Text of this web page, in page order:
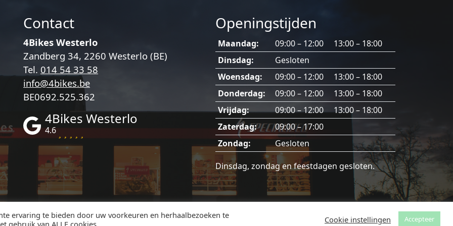
productpagina
productpagina
worden
op
de
productpagina
Contact
4Bikes Westerlo
Zandberg 34, 2260 Westerlo (BE)
Tel. 014 54 33 58
info@4bikes.be
BE0692.525.362
4Bikes Westerlo
4.6
Openingstijden
Maandag:
09:00 – 12:00 13:00 – 18:00
Dinsdag:
Gesloten
Woensdag:
09:00 – 12:00 13:00 – 18:00
Donderdag:
09:00 – 12:00 13:00 – 18:00
Vrijdag:
09:00 – 12:00 13:00 – 18:00
Zaterdag:
09:00 – 17:00
Zondag:
Gesloten
Dinsdag, zondag en feestdagen gesloten.
ervaring te bieden door uw voorkeuren en herhaalbezoeken te
gebruik van ALLE cookies.
Cookie instellingen Accepteer